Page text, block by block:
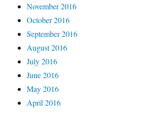
November 2016
October 2016
September 2016
August 2016
July 2016
June 2016
May 2016
April 2016